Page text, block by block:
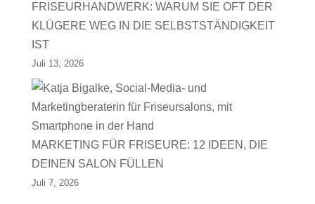
FRISEURHANDWERK: WARUM SIE OFT DER
KLÜGERE WEG IN DIE SELBSTSTÄNDIGKEIT
IST
Juli 13, 2026
MARKETING FÜR FRISEURE: 12 IDEEN, DIE
DEINEN SALON FÜLLEN
Juli 7, 2026